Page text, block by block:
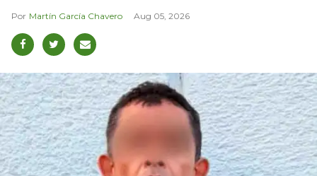
Martín García Chavero Aug 05, 2026